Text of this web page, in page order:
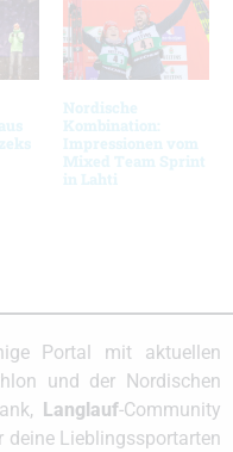
Nordische
Kombination:
Impressionen vom
Mixed Team Sprint
in Lahti
Portal mit aktuellen
und der Nordischen
Langlauf-Community
Lieblingssportarten